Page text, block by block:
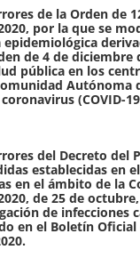
de la Orden de
por la que se
de 4 de
pública en los
Autónoma
(COVID-
del Decreto del
establecidas en
en el ámbito de la
de 25 de
de infecciones
en el Boletín